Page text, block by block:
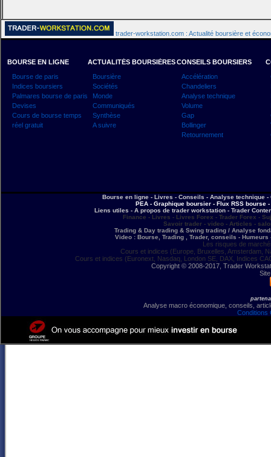
trader-workstation.com : Actualité boursière et
BOURSE EN LIGNE
Bourse de paris
Indices boursiers
Palmares bourse de paris
Devises
Cours de bourse temps
réel gratuit
ACTUALITÉS BOURSIÈRES
Boursière
Sociétés
Monde
Communiqués
Synthèse
A suivre
CONSEILS BOURSIERS
Accélération
Chandeliers
Analyse technique
Volume
Gap
Bollinger
Retournement
Bourse en ligne - Livres - Conseils - Analyse technique
PEA - Graphique boursier - Flux RSS bourse
Liens utiles - A propos de trader workstation - Trader
Finance - Livres - Livres Forex - Trader Forex -
Savoir trader - video - Articles -
Trading & Day trading & Swing trading / Analyse
Video : Bourse, Trading , Trader, conseils -
Les risques de
Cours et indices (Europe, Bruxelles, Amsterdam,
Cours et indices (Euronext, Nasdaq, London SE, DAX, Indices
Copyright © 2008-2017, Trader
Analyse macro économique, conseils,
Conditions